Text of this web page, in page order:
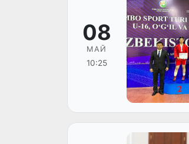
08
МАЙ
10:25